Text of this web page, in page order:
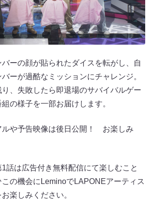
ーの顔が貼られたダイスを転がし、自
ーが過酷なミッションにチャレンジ。
、失敗したら即退場のサバイバルゲー
の様子を一部お届けします。
ルや予告映像は後日公開！ お楽しみ
話は広告付き無料配信にて楽しむこと
の機会にLeminoでLAPONEアーティス
楽しみください。